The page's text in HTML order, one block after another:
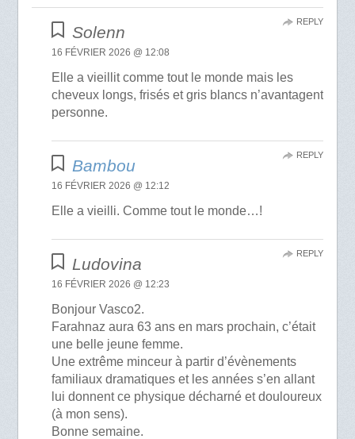
Solenn
16 FÉVRIER 2026 @ 12:08
Elle a vieillit comme tout le monde mais les
cheveux longs, frisés et gris blancs n’avantagent
personne.
REPLY
Bambou
16 FÉVRIER 2026 @ 12:12
Elle a vieilli. Comme tout le monde…!
REPLY
Ludovina
16 FÉVRIER 2026 @ 12:23
Bonjour Vasco2.
Farahnaz aura 63 ans en mars prochain, c’était
une belle jeune femme.
Une extrême minceur à partir d’évènements
familiaux dramatiques et les années s’en allant
lui donnent ce physique décharné et douloureux
(à mon sens).
Bonne semaine.
REPLY